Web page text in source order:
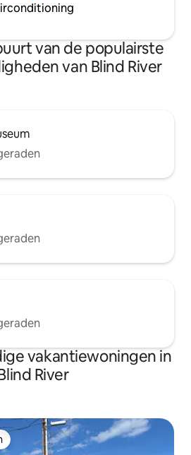
van de populairste
van Blind River
vakantiewoningen in
River